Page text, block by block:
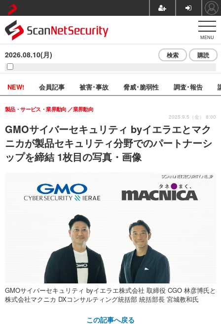
MENU
2026.08.10(月) 検索 購読
NEW! 会員記事 被害･事故 脅威･脆弱性 調査･報告
GMOサイバーセキュリティ byイエラエとマク
ニカが製品セキュリティ分野でのパートナーシ
ップを締結 1枚目の写真・画像
製品・サービス・業界動向 業界動向
2025.9.5（金） 8:00
GMOサイバーセキュリティ byイエラエ株式会社 取締役 CGO 林彦博氏と
株式会社マクニカ DXコンサルティング統括部 統括部長 宮城教和氏
この記事へ戻る